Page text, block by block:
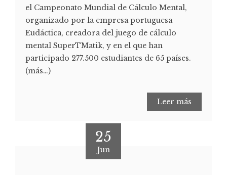
el Campeonato Mundial de Cálculo Mental,
organizado por la empresa portuguesa
Eudáctica, creadora del juego de cálculo
mental SuperTMatik, y en el que han
participado 277.500 estudiantes de 65 países.
(más…)
Leer más
25
Jun